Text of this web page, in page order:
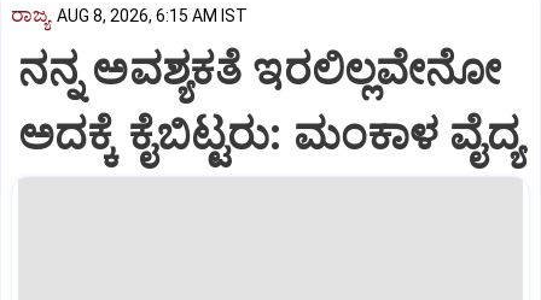
ರಾಜ್ಯ AUG 8, 2026, 6:15 AM IST
ನನ್ನ ಅವಶ್ಯಕತೆ ಇರಲಿಲ್ಲವೇನೋ
ಅದಕ್ಕೆ ಕೈಬಿಟ್ಟರು: ಮಂಕಾಳ ವೈದ್ಯ